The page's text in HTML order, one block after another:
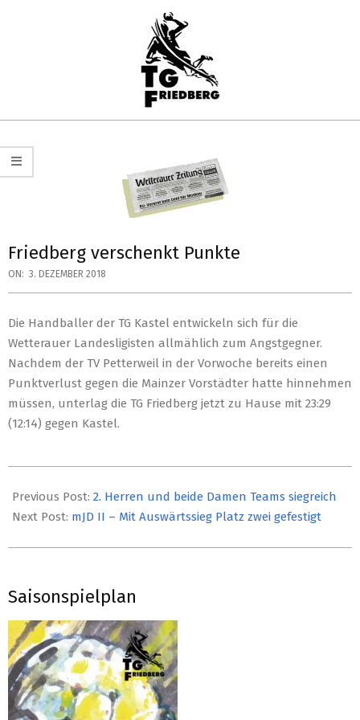
TG
FRIEDBERG
HANDBALL
Navigation
Menu
Friedberg verschenkt Punkte
ON: 3. DEZEMBER 2018
Die Handballer der TG Kastel entwickeln sich für die
Wetterauer Landesligisten allmählich zum Angstgegner.
Nachdem der TV Petterweil in der Vorwoche bereits einen
Punktverlust gegen die Mainzer Vorstädter hatte hinnehmen
müssen, unterlag die TG Friedberg jetzt zu Hause mit 23:29
(12:14) gegen Kastel.
12-
03
Previous Post: 2. Herren und beide Damen Teams siegreich
Next Post: mJD II – Mit Auswärtssieg Platz zwei gefestigt
Saisonspielplan